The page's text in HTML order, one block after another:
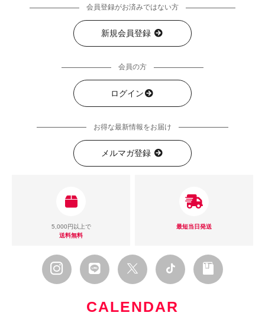
会員登録がお済みではない方
新規会員登録
会員の方
ログイン
お得な最新情報をお届け
メルマガ登録
5,000円以上で
送料無料
最短当日発送
CALENDAR